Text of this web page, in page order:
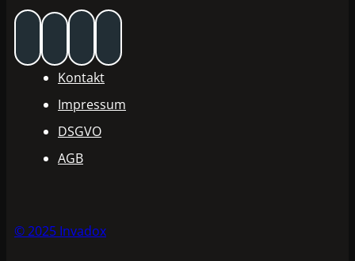
Kontakt
Impressum
DSGVO
AGB
© 2025 Invadox